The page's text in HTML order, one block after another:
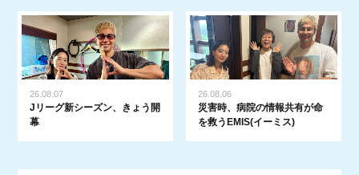
26.08.07
Jリーグ新シーズン、きょう開
幕
26.08.06
災害時、病院の情報共有が命
を救うEMIS(イーミス)